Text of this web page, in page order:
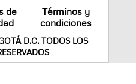
de
Términos y
condiciones
D.C. TODOS LOS